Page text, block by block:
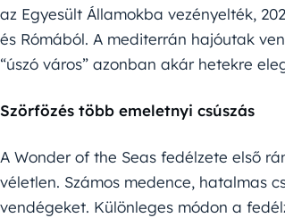
az Egyesült Államokba vezényelték,
és Rómából. A mediterrán hajóutak
“úszó város” azonban akár hetekre
Szörfözés több emeletnyi csúszás
A Wonder of the Seas fedélzete első
véletlen. Számos medence, hatalmas
vendégeket. Különleges módon a